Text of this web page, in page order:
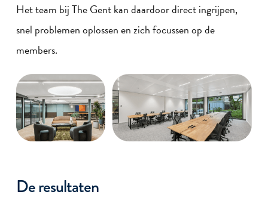
Het team bij The Gent kan daardoor direct ingrijpen,
snel problemen oplossen en zich focussen op de
members.
De resultaten